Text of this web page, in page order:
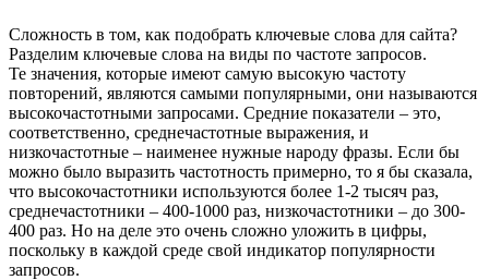
Сложность в том, как подобрать ключевые слова для сайта?
Разделим ключевые слова на виды по частоте запросов.
Те значения, которые имеют самую высокую частоту
повторений, являются самыми популярными, они называются
высокочастотными запросами. Средние показатели – это,
соответственно, среднечастотные выражения, и
низкочастотные – наименее нужные народу фразы. Если бы
можно было выразить частотность примерно, то я бы сказала,
что высокочастотники используются более 1-2 тысяч раз,
среднечастотники – 400-1000 раз, низкочастотники – до 300-
400 раз. Но на деле это очень сложно уложить в цифры,
поскольку в каждой среде свой индикатор популярности
запросов.